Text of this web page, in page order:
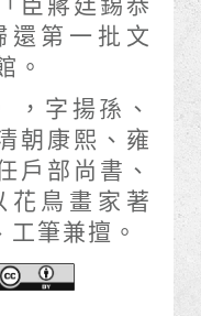
臣蔣廷錫恭
還第一批文
。
，字揚孫、
朝康熙、雍
戶部尚書、
花鳥畫家著
筆兼擅。